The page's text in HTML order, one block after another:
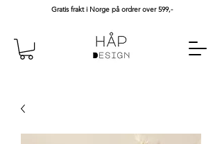
Gratis frakt i Norge på ordrer over 599,-